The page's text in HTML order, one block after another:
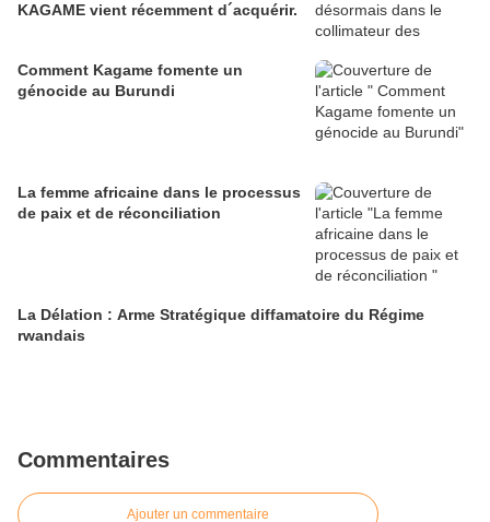
KAGAME vient récemment d´acquérir.
Comment Kagame fomente un
génocide au Burundi
La femme africaine dans le processus
de paix et de réconciliation
La Délation : Arme Stratégique diffamatoire du Régime
rwandais
Commentaires
Ajouter un commentaire